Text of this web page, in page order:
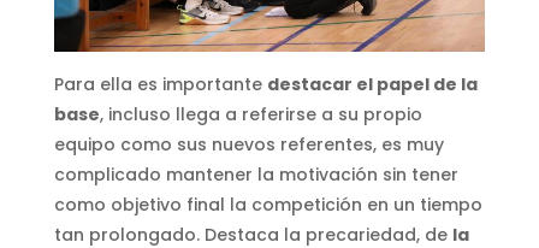
Para ella es importante destacar el papel de la
base, incluso llega a referirse a su propio
equipo como sus nuevos referentes, es muy
complicado mantener la motivación sin tener
como objetivo final la competición en un tiempo
tan prolongado. Destaca la precariedad, de la